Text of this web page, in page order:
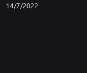
14/7/2022